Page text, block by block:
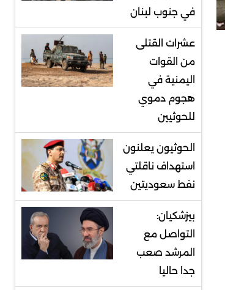
في جنوب لبنان
عشرات القتلى
من القوات
اليمنية في
هجوم دموي
للحوثيين
الحوثيون يعلنون
استهداف ناقلتي
نفط سعوديتين
بيزشكيان:
التواصل مع
المرشد صعب
جدا حاليا